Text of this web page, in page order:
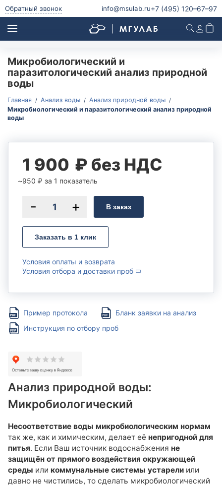
Обратный звонок info@msulab.ru+7 (495) 120–67–97
Анализ питьевой воды
Анализ питьевой воды
Анализ воды из скважины
Анализ воды из колодца
Анализ родниковой воды
Микробиологический и паразитологический анализ
питьевой воды
Радиологический анализ питьевой воды
Анализ природной воды
Анализ воды из аквариума
Микробиологический и паразитологический анализ
природной воды
Микробиологический и паразитологический анализ воды из
бассейна
Анализ вод ливневых систем
Анализ сточных вод
Анализ питательных сред, минеральных матов, воды для
полива (гидропоника)
Комплексные наборы
Анионы
Элементный состав
Полициклические ароматические углеводороды (ПАУ)
Гранулометрический состав взвешенных частиц в воде
Микробиологический и
паразитологический анализ природной
воды
Главная Анализ воды
Анализ природной воды
Микробиологический и паразитологический анализ природной
воды
Анализ природной воды:
Микробиологический
Несоответствие воды микробиологическим нормам
так же, как и химическим, делает её непригодной для
питья. Если Ваш источник водоснабжения не
защищён от прямого воздействия окружающей
среды или коммунальные системы устарели или
давно не чистились, то сделать микробиологический
1 900 ₽ без НДС
950 ₽ за 1 показатель
В заказ
Заказать в 1 клик
Условия оплаты и возврата
Условия отбора и доставки проб
Пример протокола
Бланк заявки на анализ
Инструкция по отбору проб